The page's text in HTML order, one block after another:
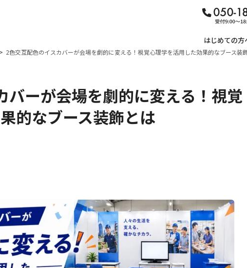
はじめての方
2色交互配色のイスカバーが会場を劇的に変える！視覚心理学を活用した効果的なブース装
バーが会場を劇的に変える！視覚
的なブース装飾とは